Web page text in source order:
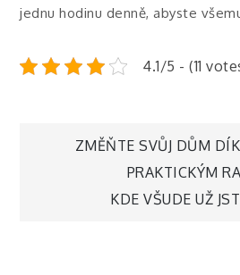
jednu hodinu denně, abyste
4.1/5 - (11
Navigace
ZMĚŇTE SVŮJ DŮM
PRAKTICKÝM
KDE VŠUDE UŽ